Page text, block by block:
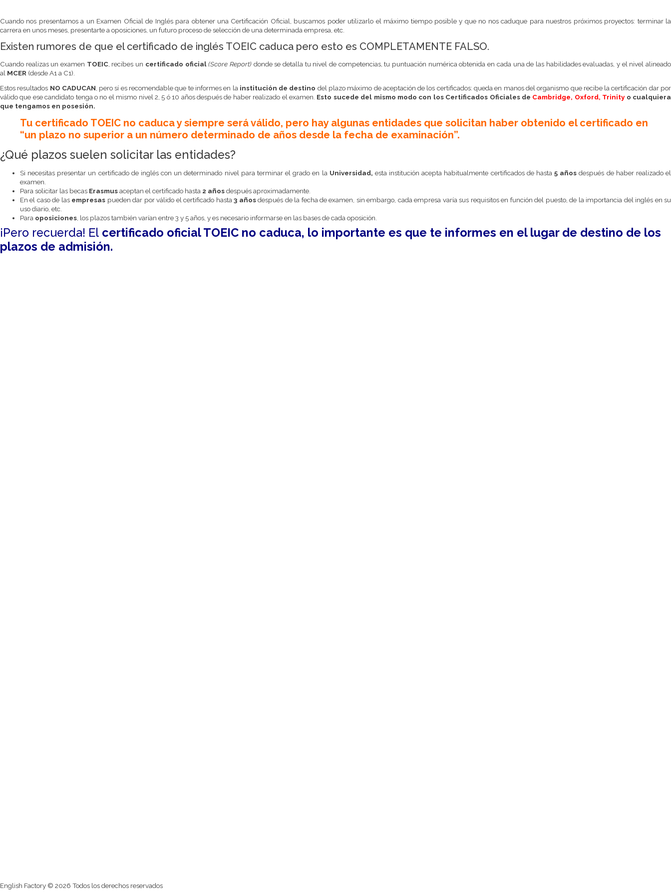
Cuando nos presentamos a un Examen Oficial de Inglés para obtener una Certificación Oficial, buscamos poder utilizarlo el máximo tiempo posible y que no nos caduque para nuestros próximos proyectos: terminar la
carrera en unos meses, presentarte a oposiciones, un futuro proceso de selección de una determinada empresa, etc.
Existen rumores de que el certificado de inglés TOEIC caduca pero esto es COMPLETAMENTE FALSO.
Cuando realizas un examen TOEIC, recibes un certificado oficial (Score Report)donde se detalla tu nivel de competencias, tu puntuación numérica obtenida en cada una de las habilidades evaluadas, y el nivel alineado
al MCER (desde A1 a C1).
Estos resultados NO CADUCAN , pero sí es recomendable que te informes en la institución de destino del plazo máximo de aceptación de los certificados: queda en manos del organismo que recibe la certificación dar por
válido que ese candidato tenga o no el mismo nivel 2, 5 ó 10 años después de haber realizado el examen. Esto sucede del mismo modo con los Certificados Oficiales de Cambridge, Oxford, Trinityo cualquiera
que tengamos en posesión.
Tu certificado TOEIC no caduca y siempre será válido, pero hay algunas entidades que solicitan haber obtenido el certificado en
“un plazo no superior a un número determinado de años desde la fecha de examinación”.
¿Qué plazos suelen solicitar las entidades?
Si necesitas presentar un certificado de inglés con un determinado nivel para terminar el grado en la Universidad, esta institución acepta habitualmente certificados de hasta5 años después de haber realizado el
examen.
Para solicitar las becas Erasmusaceptan el certificado hasta 2 añosdespués aproximadamente.
En el caso de las empresas pueden dar por válido el certificado hasta3 añosdespués de la fecha de examen, sin embargo, cada empresa varía sus requisitos en función del puesto, de la importancia del inglés en su
uso diario, etc.
Para oposiciones , los plazos también varían entre 3 y 5 años, y es necesario informarse en las bases de cada oposición.
¡Pero recuerda! El certificado oficial TOEIC no caduca, lo importante es que te informes en el lugar de destino de los
plazos de admisión.
English Factory © 2026 Todos los derechos reservados